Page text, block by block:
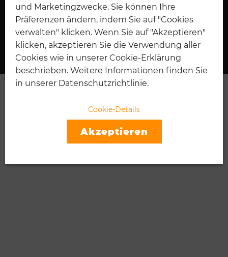
und Marketingzwecke. Sie können Ihre
Präferenzen ändern, indem Sie auf "Cookies
verwalten" klicken. Wenn Sie auf "Akzeptieren"
klicken, akzeptieren Sie die Verwendung aller
Cookies wie in unserer Cookie-Erklärung
beschrieben. Weitere Informationen finden Sie
in unserer Datenschutzrichtlinie.
Cookie-Details
Akzeptieren
TENNIS